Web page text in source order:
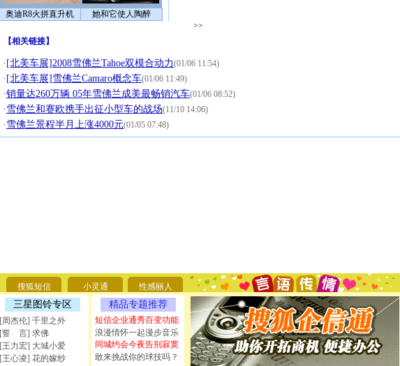
奥迪R8火拼直升机 她和它使人陶醉
>>
【相关链接】
· [北美车展]2008雪佛兰Tahoe双模合动力(01/06 11:54)
· [北美车展]雪佛兰Camaro概念车(01/06 11:49)
·销量达260万辆 05年雪佛兰成美最畅销汽车(01/06 08:52)
· 雪佛兰和赛欧携手出征小型车的战场(11/10 14:06)
· 雪佛兰景程半月上涨4000元(01/05 07:48)
搜狐短信 小灵通 性感丽人
三星图铃专区
[周杰伦] 千里之外
[誓 言] 求佛
[王力宏] 大城小爱
[王心凌] 花的嫁纱
精品专题推荐
短信企业通秀百变功能
浪漫情怀一起漫步音乐
同城约会今夜告别寂寞
敢来挑战你的球技吗？
要平安！千万要知足！千万不要忘记我！
[圣诞节]不只这样的日子才会想起你,而是这样的日子才
能正大光明地骚扰你,告诉你,圣诞要快乐!新年要快乐!天
天都要快乐噢!
[圣诞节]奉上一颗祝福的心,在这个特别的日子里,愿幸福,
如意,快乐,鲜花,一切美好的祝愿与你同在.圣诞快乐!
[元旦]看到你我会触电；看不到你我要充电；没有你我会
断电。爱你是我职业，想你是我事业，抱你是我特长，吻